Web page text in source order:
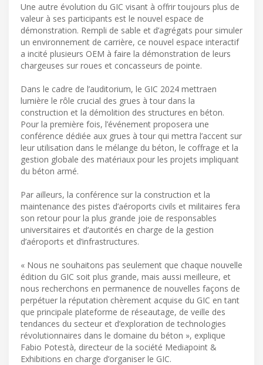
Une autre évolution du GIC visant à offrir toujours plus de
valeur à ses participants est le nouvel espace de
démonstration. Rempli de sable et d’agrégats pour simuler
un environnement de carrière, ce nouvel espace interactif
a incité plusieurs OEM à faire la démonstration de leurs
chargeuses sur roues et concasseurs de pointe.
Dans le cadre de l’auditorium, le GIC 2024 mettraen
lumière le rôle crucial des grues à tour dans la
construction et la démolition des structures en béton.
Pour la première fois, l’événement proposera une
conférence dédiée aux grues à tour qui mettra l’accent sur
leur utilisation dans le mélange du béton, le coffrage et la
gestion globale des matériaux pour les projets impliquant
du béton armé.
Par ailleurs, la conférence sur la construction et la
maintenance des pistes d’aéroports civils et militaires fera
son retour pour la plus grande joie de responsables
universitaires et d’autorités en charge de la gestion
d’aéroports et d’infrastructures.
« Nous ne souhaitons pas seulement que chaque nouvelle
édition du GIC soit plus grande, mais aussi meilleure, et
nous recherchons en permanence de nouvelles façons de
perpétuer la réputation chèrement acquise du GIC en tant
que principale plateforme de réseautage, de veille des
tendances du secteur et d’exploration de technologies
révolutionnaires dans le domaine du béton », explique
Fabio Potestà, directeur de la société Mediapoint &
Exhibitions en charge d’organiser le GIC.